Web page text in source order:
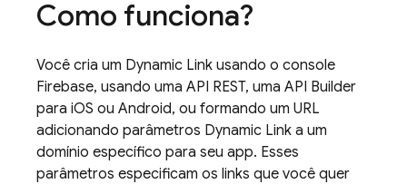
Como funciona?
Você cria um Dynamic Link usando o console
Firebase, usando uma API REST, uma API Builder
para iOS ou Android, ou formando um URL
adicionando parâmetros Dynamic Link a um
domínio específico para seu app. Esses
parâmetros especificam os links que você quer